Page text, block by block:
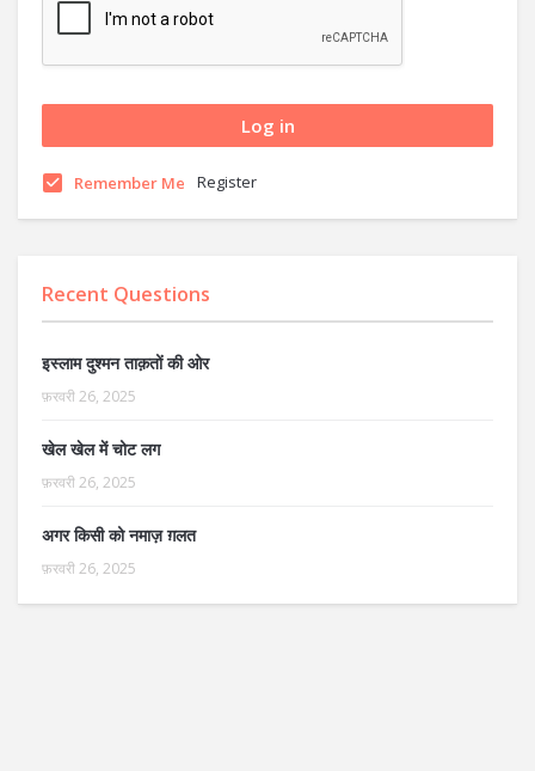
Remember Me Register
Recent Questions
इस्लाम दुश्मन ताक़तों की ओर
फ़रवरी 26, 2025
खेल खेल में चोट लग
फ़रवरी 26, 2025
अगर किसी को नमाज़ ग़लत
फ़रवरी 26, 2025